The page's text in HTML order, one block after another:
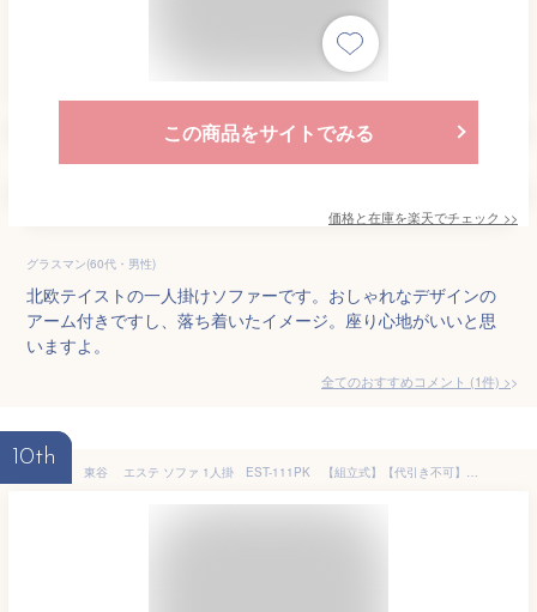
この商品をサイトでみる
価格と在庫を楽天でチェック >>
グラスマン(60代・男性)
北欧テイストの一人掛けソファーです。おしゃれなデザインの
アーム付きですし、落ち着いたイメージ。座り心地がいいと思
いますよ。
全てのおすすめコメント (1件) >
10th
東谷 エステ ソファ 1人掛 EST-111PK 【組立式】【代引き不可】【北海道・沖縄・離島配送不可】 ソファ ソファー 1人掛け 1人掛けソファー アーム付き 幅98cm ファブリック 布地 ベロア生地 クッション付き かわいい 高級感 上品 おしゃれ ピンク グレー